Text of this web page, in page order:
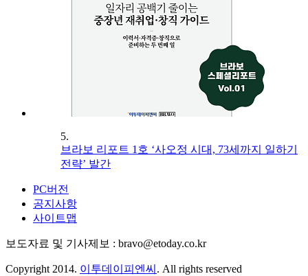
5.
브라보 리포트 1호 ‘사오정 시대, 73세까지 일하기
전략’ 발간
PC버전
공지사항
사이트맵
보도자료 및 기사제보 : bravo@etoday.co.kr
Copyright 2014. 이투데이피엔씨 . All rights reserved